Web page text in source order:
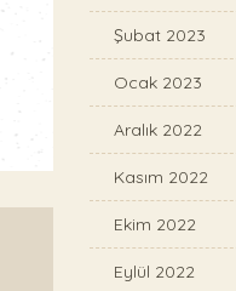
Şubat 2023
Ocak 2023
Aralık 2022
Kasım 2022
Ekim 2022
Eylül 2022